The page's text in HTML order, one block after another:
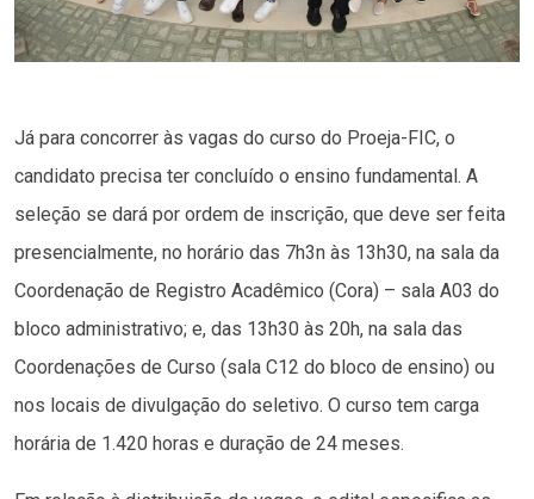
Já para concorrer às vagas do curso do Proeja-FIC, o
candidato precisa ter concluído o ensino fundamental. A
seleção se dará por ordem de inscrição, que deve ser feita
presencialmente, no horário das 7h3n às 13h30, na sala da
Coordenação de Registro Acadêmico (Cora) – sala A03 do
bloco administrativo; e, das 13h30 às 20h, na sala das
Coordenações de Curso (sala C12 do bloco de ensino) ou
nos locais de divulgação do seletivo. O curso tem carga
horária de 1.420 horas e duração de 24 meses.